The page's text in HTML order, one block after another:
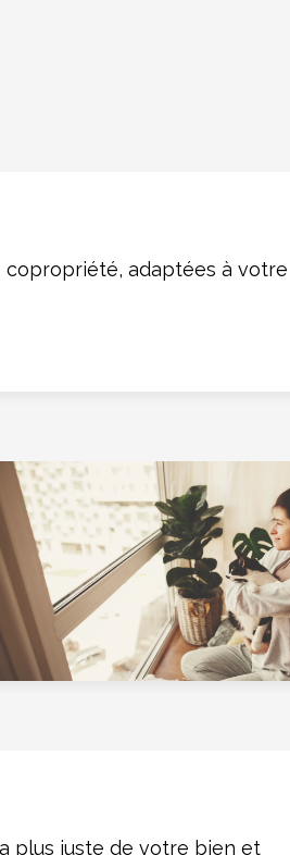
copropriété, adaptées à votre
plus juste de votre bien et